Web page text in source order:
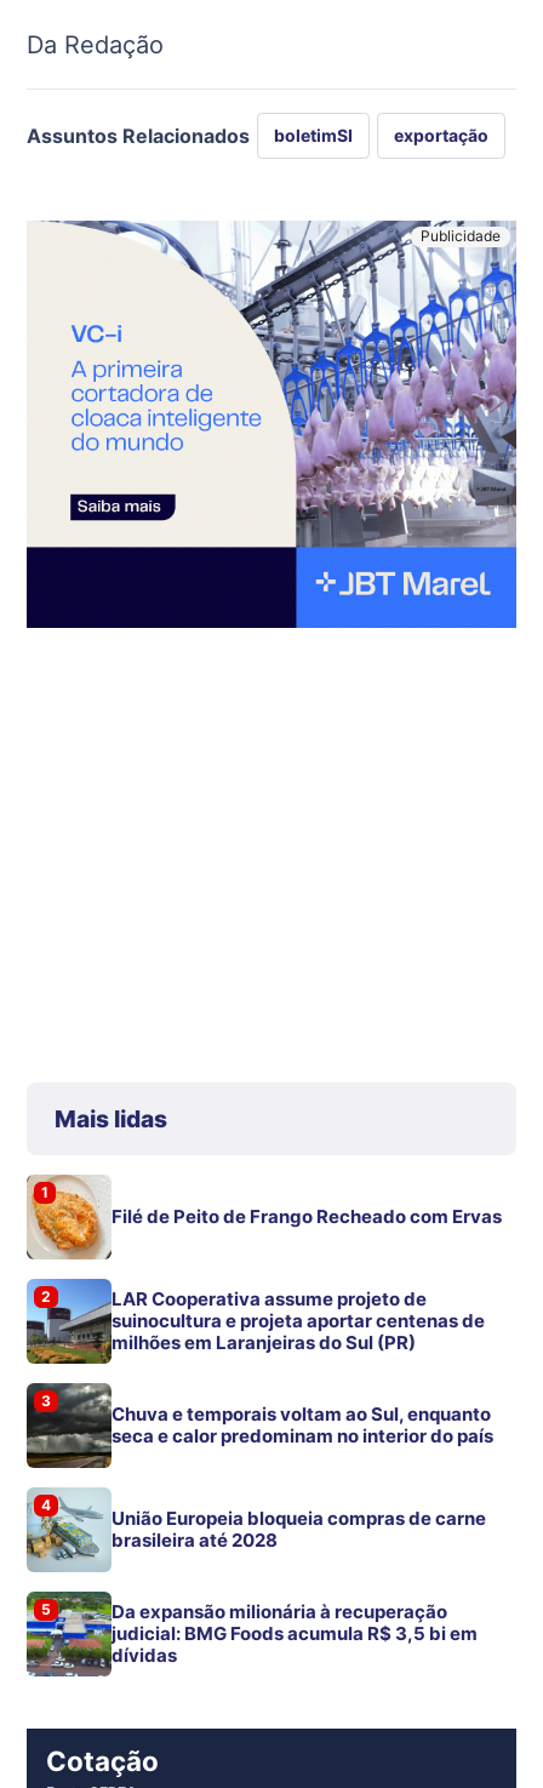
Da Redação
Assuntos Relacionados boletimSI exportação
Mais lidas
1
Filé de Peito de Frango Recheado com Ervas
2
LAR Cooperativa assume projeto de
suinocultura e projeta aportar centenas de
milhões em Laranjeiras do Sul (PR)
3
Chuva e temporais voltam ao Sul, enquanto
seca e calor predominam no interior do país
4
União Europeia bloqueia compras de carne
brasileira até 2028
5
Da expansão milionária à recuperação
judicial: BMG Foods acumula R$ 3,5 bi em
dívidas
Cotação